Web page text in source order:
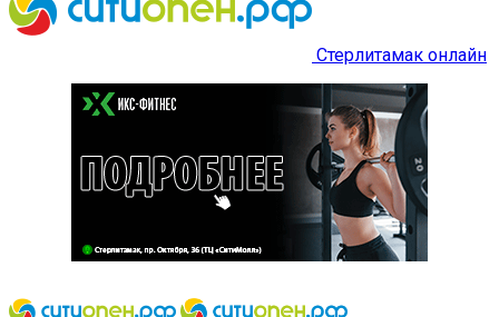
Стерлитамак онлайн